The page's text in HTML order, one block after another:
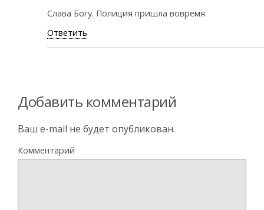
Слава Богу. Полиция пришла вовремя.
Ответить
Добавить комментарий
Ваш e-mail не будет опубликован.
Комментарий